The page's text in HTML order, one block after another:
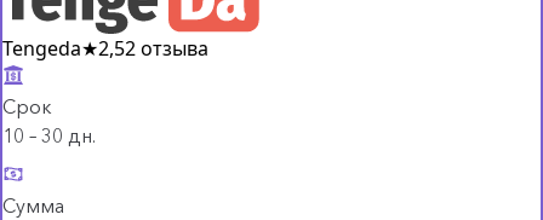
Tengeda★2,52 отзыва
Срок
10 – 30 дн.
Сумма